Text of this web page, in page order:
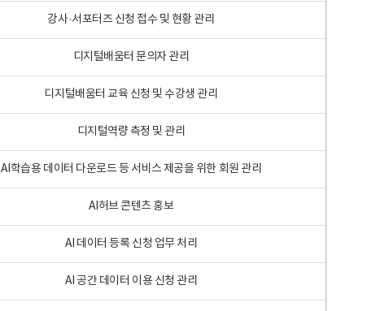
강사·서포터즈 신청 접수 및 현황 관리
디지털배움터 문의자 관리
디지털배움터 교육 신청 및 수강생 관리
디지털역량 측정 및 관리
AI학습용 데이터 다운로드 등 서비스 제공을 위한 회원 관리
AI허브 콘텐츠 홍보
AI 데이터 등록 신청 업무 처리
AI 공간 데이터 이용 신청 관리